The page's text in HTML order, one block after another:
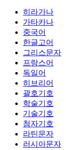
히라가나
가타카나
중국어
한글고어
그리스문자
프랑스어
독일어
히브리어
괄호기호
학술기호
기술기호
첨자기호
라틴문자
러시아문자